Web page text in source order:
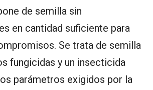
de semilla sin
en cantidad suficiente para
Se trata de semilla
fungicidas y un insecticida
parámetros exigidos por la